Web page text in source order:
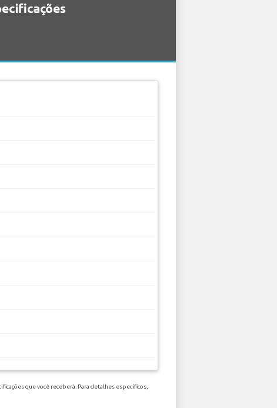
que você receberá. Para detalhes específicos,